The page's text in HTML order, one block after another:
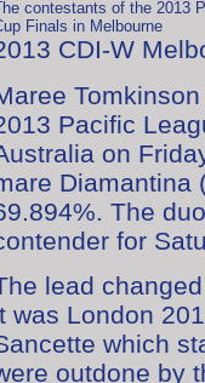
contestants of the 2013
Finals in Melbourne
CDI-W
Pacific
on
Diamantina
The
for
lead
was London
which
outdone by